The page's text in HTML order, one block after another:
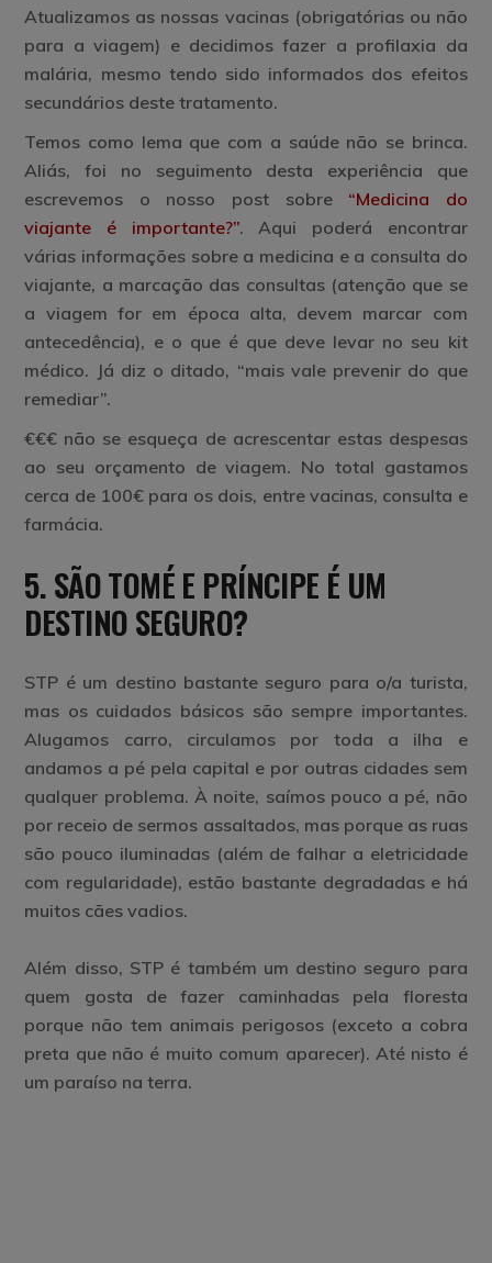
Atualizamos as nossas vacinas (obrigatórias ou não
para a viagem) e decidimos fazer a profilaxia da
malária, mesmo tendo sido informados dos efeitos
secundários deste tratamento.
Temos como lema que com a saúde não se brinca.
Aliás, foi no seguimento desta experiência que
escrevemos o nosso post sobre “Medicina do
viajante é importante?”. Aqui poderá encontrar
várias informações sobre a medicina e a consulta do
viajante, a marcação das consultas (atenção que se
a viagem for em época alta, devem marcar com
antecedência), e o que é que deve levar no seu kit
médico. Já diz o ditado, “mais vale prevenir do que
remediar”.
€€€ não se esqueça de acrescentar estas despesas
ao seu orçamento de viagem. No total gastamos
cerca de 100€ para os dois, entre vacinas, consulta e
farmácia.
5. SÃO TOMÉ E PRÍNCIPE É UM
DESTINO SEGURO?
STP é um destino bastante seguro para o/a turista,
mas os cuidados básicos são sempre importantes.
Alugamos carro, circulamos por toda a ilha e
andamos a pé pela capital e por outras cidades sem
qualquer problema. À noite, saímos pouco a pé, não
por receio de sermos assaltados, mas porque as ruas
são pouco iluminadas (além de falhar a eletricidade
com regularidade), estão bastante degradadas e há
muitos cães vadios.
Além disso, STP é também um destino seguro para
quem gosta de fazer caminhadas pela floresta
porque não tem animais perigosos (exceto a cobra
preta que não é muito comum aparecer). Até nisto é
um paraíso na terra.